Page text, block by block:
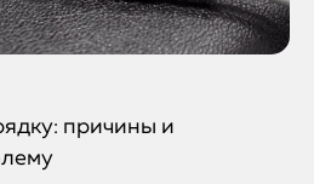
причины и